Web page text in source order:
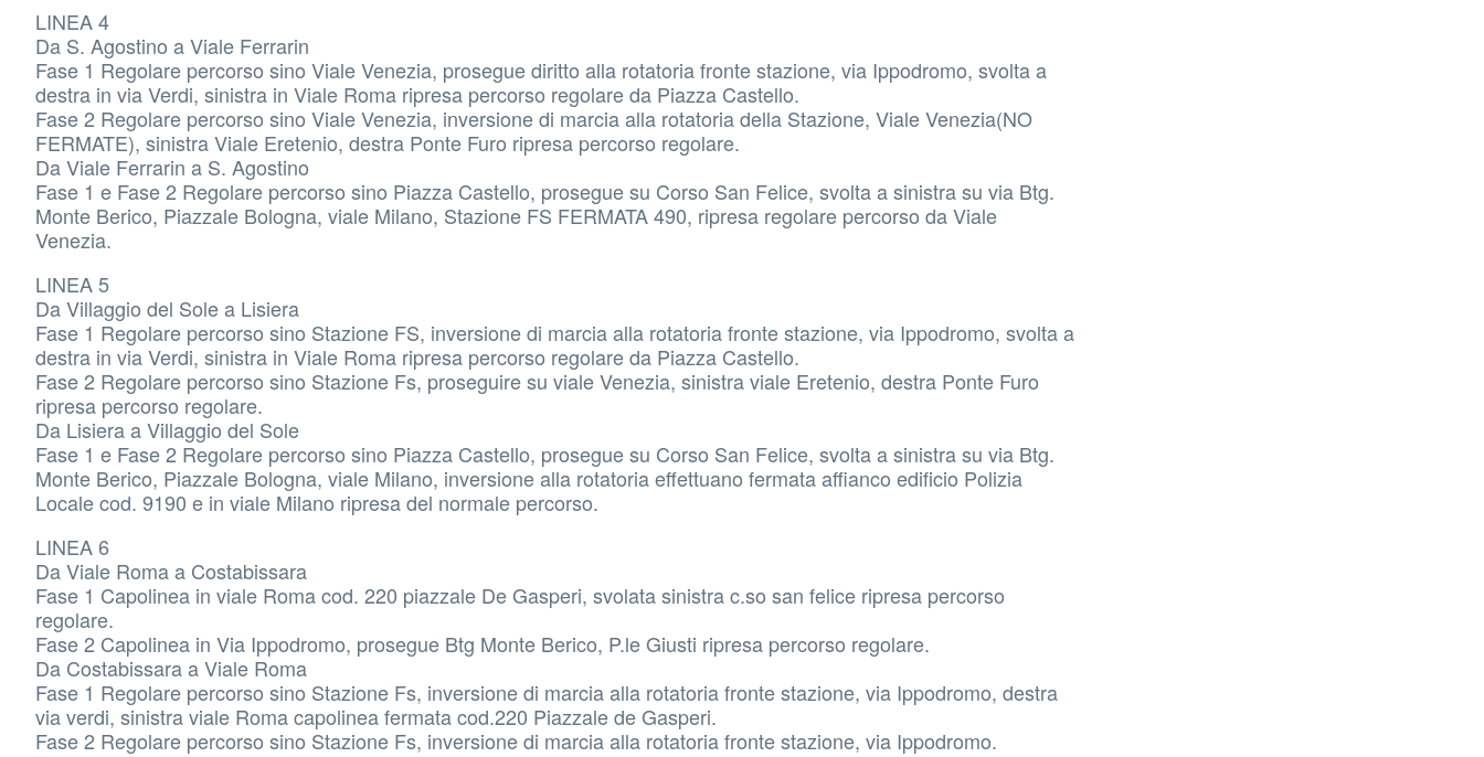
LINEA 4
Da S. Agostino a Viale Ferrarin
Fase 1 Regolare percorso sino Viale Venezia, prosegue diritto alla rotatoria fronte stazione, via Ippodromo, svolta a
destra in via Verdi, sinistra in Viale Roma ripresa percorso regolare da Piazza Castello.
Fase 2 Regolare percorso sino Viale Venezia, inversione di marcia alla rotatoria della Stazione, Viale Venezia(NO
FERMATE), sinistra Viale Eretenio, destra Ponte Furo ripresa percorso regolare.
Da Viale Ferrarin a S. Agostino
Fase 1 e Fase 2 Regolare percorso sino Piazza Castello, prosegue su Corso San Felice, svolta a sinistra su via Btg.
Monte Berico, Piazzale Bologna, viale Milano, Stazione FS FERMATA 490, ripresa regolare percorso da Viale
Venezia.
LINEA 5
Da Villaggio del Sole a Lisiera
Fase 1 Regolare percorso sino Stazione FS, inversione di marcia alla rotatoria fronte stazione, via Ippodromo, svolta a
destra in via Verdi, sinistra in Viale Roma ripresa percorso regolare da Piazza Castello.
Fase 2 Regolare percorso sino Stazione Fs, proseguire su viale Venezia, sinistra viale Eretenio, destra Ponte Furo
ripresa percorso regolare.
Da Lisiera a Villaggio del Sole
Fase 1 e Fase 2 Regolare percorso sino Piazza Castello, prosegue su Corso San Felice, svolta a sinistra su via Btg.
Monte Berico, Piazzale Bologna, viale Milano, inversione alla rotatoria effettuano fermata affianco edificio Polizia
Locale cod. 9190 e in viale Milano ripresa del normale percorso.
LINEA 6
Da Viale Roma a Costabissara
Fase 1 Capolinea in viale Roma cod. 220 piazzale De Gasperi, svolata sinistra c.so san felice ripresa percorso
regolare.
Fase 2 Capolinea in Via Ippodromo, prosegue Btg Monte Berico, P.le Giusti ripresa percorso regolare.
Da Costabissara a Viale Roma
Fase 1 Regolare percorso sino Stazione Fs, inversione di marcia alla rotatoria fronte stazione, via Ippodromo, destra
via verdi, sinistra viale Roma capolinea fermata cod.220 Piazzale de Gasperi.
Fase 2 Regolare percorso sino Stazione Fs, inversione di marcia alla rotatoria fronte stazione, via Ippodromo.